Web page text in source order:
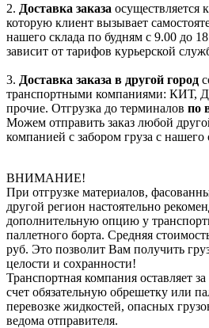
2. Доставка заказа осуществляется
которую клиент вызывает
нашего склада по будням с 9.00 до
зависит от тарифов курьерской
3. Доставка заказа в другой город
транспортными компаниями: КИТ,
прочие. Отгрузка до терминалов по
Можем отправить заказ любой
компанией с забором груза с нашего
ВНИМАНИЕ!
При отгрузке материалов,
другой регион настоятельно
дополнительную опцию у
паллетного борта. Средняя
руб. Это позволит Вам получить
целости и сохранности!
Транспортная компания оставляет
счет обязательную обрешетку или
перевозке жидкостей, опасных
ведома отправителя.